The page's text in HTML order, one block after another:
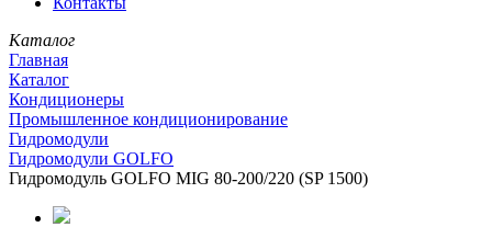
Каталог
Главная
Каталог
Кондиционеры
Промышленное кондиционирование
Гидромодули
Гидромодули GOLFO
Гидромодуль GOLFO MIG 80-200/220 (SP 1500)